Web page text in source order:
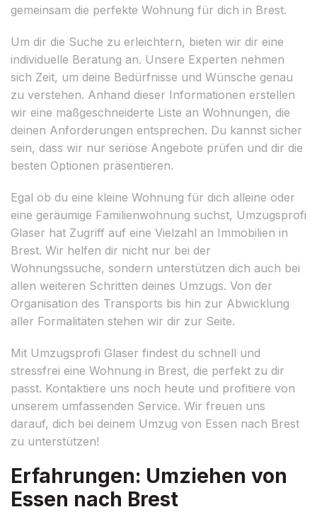
gemeinsam die perfekte Wohnung für dich in Brest.
Um dir die Suche zu erleichtern, bieten wir dir eine
individuelle Beratung an. Unsere Experten nehmen
sich Zeit, um deine Bedürfnisse und Wünsche genau
zu verstehen. Anhand dieser Informationen erstellen
wir eine maßgeschneiderte Liste an Wohnungen, die
deinen Anforderungen entsprechen. Du kannst sicher
sein, dass wir nur seriöse Angebote prüfen und dir die
besten Optionen präsentieren.
Egal ob du eine kleine Wohnung für dich alleine oder
eine geräumige Familienwohnung suchst, Umzugsprofi
Glaser hat Zugriff auf eine Vielzahl an Immobilien in
Brest. Wir helfen dir nicht nur bei der
Wohnungssuche, sondern unterstützen dich auch bei
allen weiteren Schritten deines Umzugs. Von der
Organisation des Transports bis hin zur Abwicklung
aller Formalitäten stehen wir dir zur Seite.
Mit Umzugsprofi Glaser findest du schnell und
stressfrei eine Wohnung in Brest, die perfekt zu dir
passt. Kontaktiere uns noch heute und profitiere von
unserem umfassenden Service. Wir freuen uns
darauf, dich bei deinem Umzug von Essen nach Brest
zu unterstützen!
Erfahrungen: Umziehen von
Essen nach Brest